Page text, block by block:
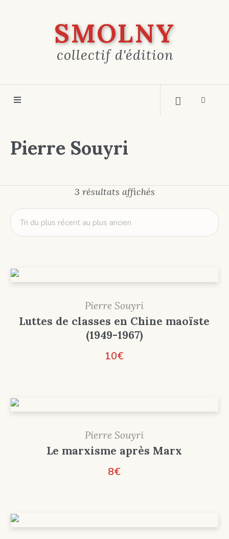
SMOLNY
collectif d'édition
Pierre Souyri
3 résultats affichésTrié
au
Pierre Souyri
Luttes de classes en Chine maoïste
(1949-1967)
10€
Pierre Souyri
Le marxisme après Marx
8€